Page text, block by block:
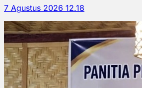
7 Agustus 2026 12.18